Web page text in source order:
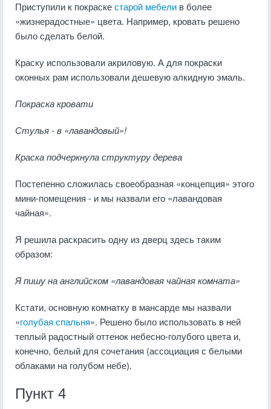
Приступили к покраскестарой мебели в более
«жизнерадостные» цвета. Например, кровать решено
было сделать белой.
Краску использовали акриловую. А для покраски
оконных рам использовали дешевую алкидную эмаль.
Покраска кровати
Стулья - в «лавандовый»!
Краска подчеркнула структуру дерева
Постепенно сложилась своеобразная «концепция» этого
мини-помещения - и мы назвали его «лавандовая
чайная».
Я решила раскрасить одну из дверц здесь таким
образом:
Я пишу на английском «лавандовая чайная комната»
Кстати, основную комнатку в мансарде мы назвали
«голубая спальня». Решено было использовать в ней
теплый радостный оттенок небесно-голубого цвета и,
конечно, белый для сочетания (ассоциация с белыми
облаками на голубом небе).
Пункт 4